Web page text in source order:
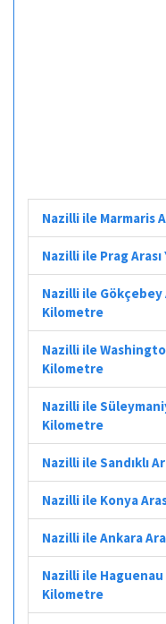
Nazilli ile Marmaris
Nazilli ile Prag
Nazilli ile Gökçebey
Kilometre
Nazilli ile
Kilometre
Nazilli ile
Kilometre
Nazilli ile Sandıklı
Nazilli ile Konya
Nazilli ile Ankara
Nazilli ile Haguenau
Kilometre